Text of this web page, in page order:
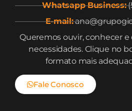
Whatsapp Business:
E-mail:
Queremos ouvir, conhecer
necessidades. Clique no
formato mais
Fale Conosco